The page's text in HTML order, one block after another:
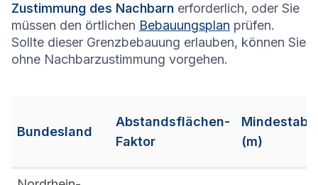
Zustimmung des Nachbarn erforderlich, oder Sie
müssen den örtlichen Bebauungsplan prüfen.
Sollte dieser Grenzbebauung erlauben, können Sie
ohne Nachbarzustimmung vorgehen.
Bundesland
Abstandsflächen-
Faktor
(m)